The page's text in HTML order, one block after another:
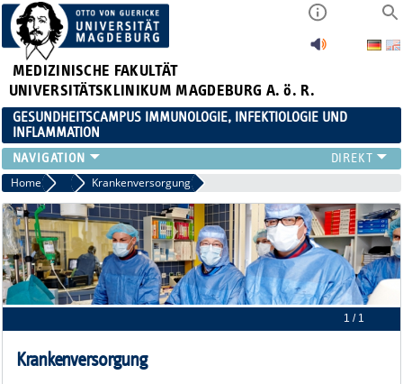
MEDIZINISCHE FAKULTÄT
UNIVERSITÄTSKLINIKUM MAGDEBURG A. ö. R.
GESUNDHEITSCAMPUS IMMUNOLOGIE, INFEKTIOLOGIE UND
INFLAMMATION
ÜBER UNS
MITGLIEDER
PAPER D. JAHRES
AKTUELLES
YOUNG ACADEMY
VERANSTALTUNGEN
Home Über unsKrankenversorgung
1 / 1
Krankenversorgung